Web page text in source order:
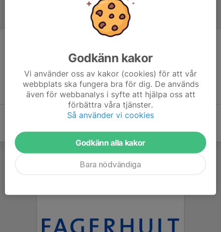
Inget referat skrivet
Godkänn kakor
Vi använder oss av kakor (cookies) för att vår
webbplats ska fungera bra för dig. De används
även för webbanalys i syfte att hjälpa oss att
förbättra våra tjänster.
Så använder vi cookies
Godkänn alla kakor
Bara nödvändiga